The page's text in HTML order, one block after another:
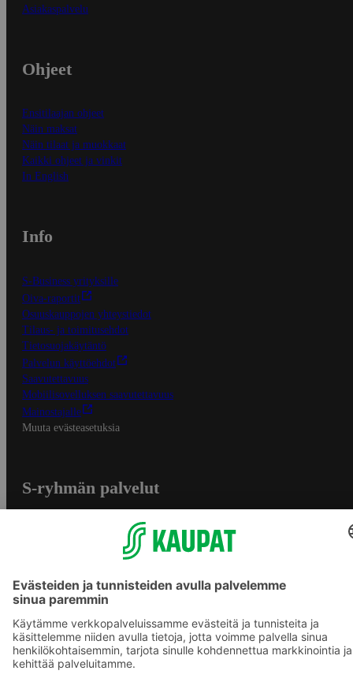
Asiakaspalvelu
Ohjeet
Ensitilaajan ohjeet
Näin maksat
Näin tilaat ja muokkaat
Kaikki ohjeet ja vinkit
In English
Info
S-Business yrityksille
Oiva-raportit
Osuuskauppojen yhteystiedot
Tilaus- ja toimitusehdot
Tietosuojakäytäntö
Palvelun käyttöehdot
Saavutettavuus
Mobiilisovelluksen saavutettavuus
Mainostajalle
Muuta evästeasetuksia
S-ryhmän palvelut
S-ostoslista -sovellus
Prisma.fi
Sokos.fi
S-Pankki
Yhteishyvä
Sokos Hotels